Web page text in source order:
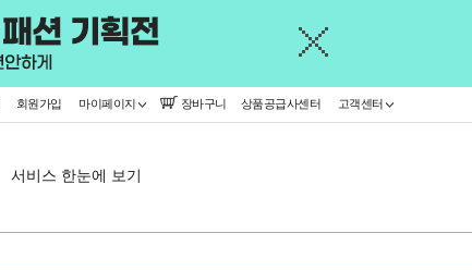
회원가입 마이페이지 장바구니 상품공급사센터 고객센터
서비스 한눈에 보기